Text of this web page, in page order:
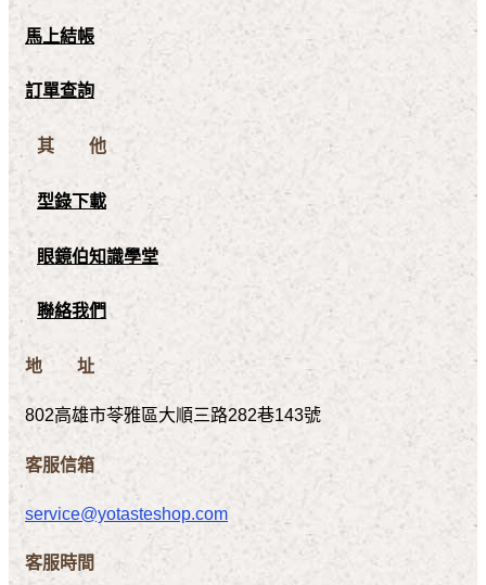
馬上結帳
訂單查詢
其 他
型錄下載
眼鏡伯知識學堂
聯絡我們
地 址
802高雄市苓雅區大順三路282巷143號
客服信箱
service@yotasteshop.com
客服時間